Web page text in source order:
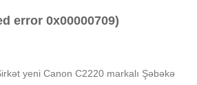
error 0x00000709)
yeni Canon C2220 markalı Şəbəkə